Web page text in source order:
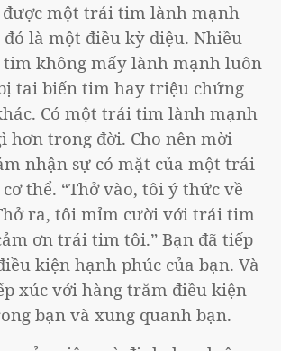
được một trái tim lành mạnh
là một điều kỳ diệu. Nhiều
không mấy lành mạnh luôn
tai biến tim hay triệu chứng
Có một trái tim lành mạnh
hơn trong đời. Cho nên mời
nhận sự có mặt của một trái
thể. “Thở vào, tôi ý thức về
ra, tôi mỉm cười với trái tim
ơn trái tim tôi.” Bạn đã tiếp
kiện hạnh phúc của bạn. Và
xúc với hàng trăm điều kiện
bạn và xung quanh bạn.